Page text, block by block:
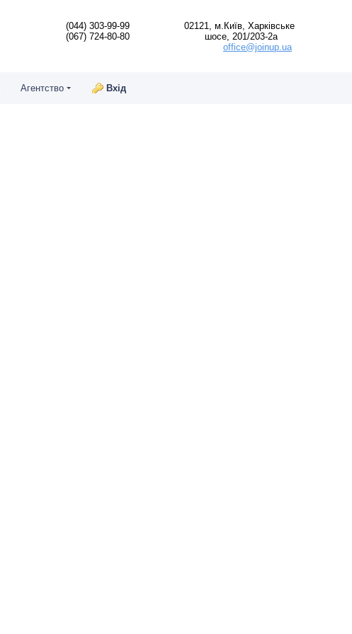
(044) 303-99-99
(067) 724-80-80
02121, м.Київ, Харківське
шосе, 201/203-2а
office@joinup.ua
Агентство Вхід